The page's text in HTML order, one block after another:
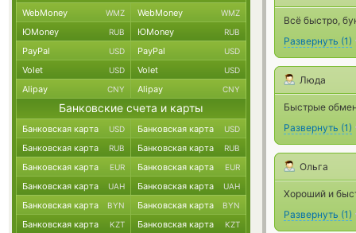
Всё быстро,
Развернуть (1)
Люда
Быстрые
Развернуть (1)
Ольга
Хороший и
Развернуть (1)
WebMoney WMZ WebMoney WMZ
ЮMoney RUB ЮMoney RUB
PayPal USD PayPal USD
Volet USD Volet USD
Alipay CNY Alipay CNY
Банковские счета и карты
Банковская карта USD Банковская карта USD
Банковская карта RUB Банковская карта RUB
Банковская карта EUR Банковская карта EUR
Банковская карта UAH Банковская карта UAH
Банковская карта BYN Банковская карта BYN
Банковская карта KZT Банковская карта KZT